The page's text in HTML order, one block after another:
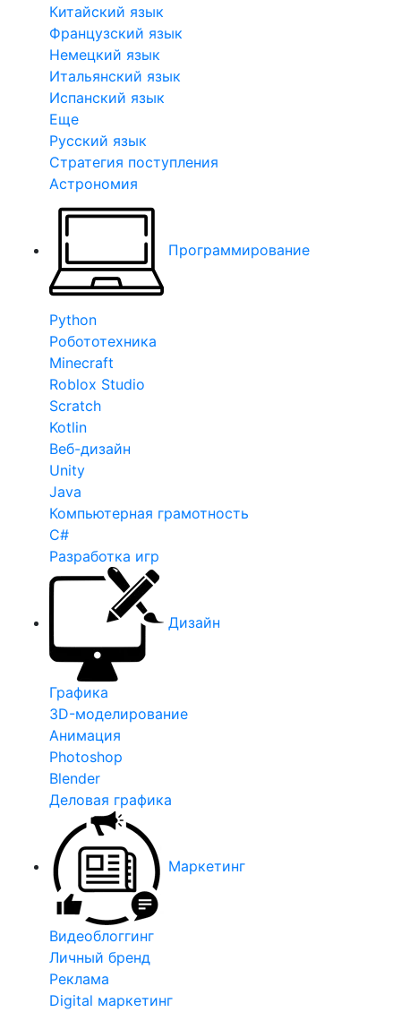
Китайский язык
Французский язык
Немецкий язык
Итальянский язык
Испанский язык
Еще
Русский язык
Стратегия поступления
Астрономия
Программирование
Python
Робототехника
Minecraft
Roblox Studio
Scratch
Kotlin
Веб-дизайн
Unity
Java
Компьютерная грамотность
C#
Разработка игр
Дизайн
Графика
3D-моделирование
Анимация
Photoshop
Blender
Деловая графика
Маркетинг
Видеоблоггинг
Личный бренд
Реклама
Digital маркетинг